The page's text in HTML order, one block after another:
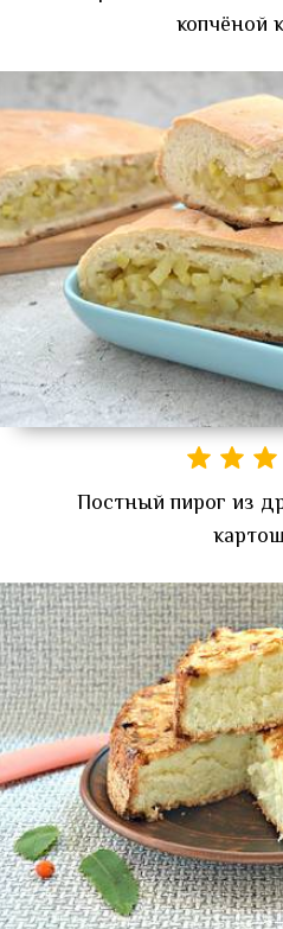
копчёной
Постный пирог из